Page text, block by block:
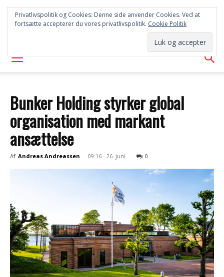
SYD
AVISEN
Bunker Holding styrker global
organisation med markant
ansættelse
Af Andreas Andreassen - 09:16 - 26. juni 0
Privatlivspolitik og Cookies: Denne side anvender Cookies. Ved at
fortsætte accepterer du vores privatlivspolitik. Cookie Politik